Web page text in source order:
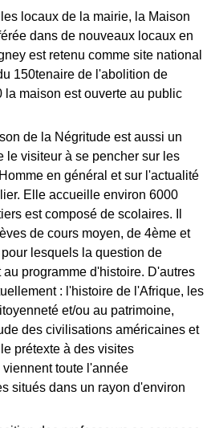
locaux de la mairie, la Maison
dans de nouveaux locaux en
est retenu comme site national
150tenaire de l'abolition de
la maison est ouverte au public
de la Négritude est aussi un
le visiteur à se pencher sur les
en général et sur l'actualité
Elle accueille environ 6000
est composé de scolaires. Il
de cours moyen, de 4ème et
lesquels la question de
programme d'histoire. D'autres
: l'histoire de l'Afrique, les
et/ou au patrimoine,
des civilisations américaines et
prétexte à des visites
toute l'année
situés dans un rayon d'environ